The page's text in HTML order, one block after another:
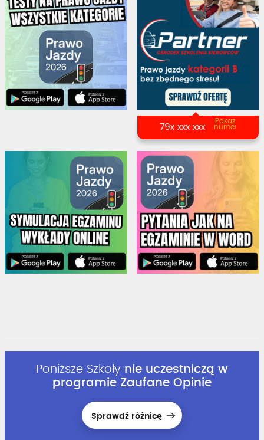
79x xxx xxx
Pokaż
numer
Poniższe Szkoły nie uczestniczą w
programie Zaufane Opinie
Sprawdź różnicę